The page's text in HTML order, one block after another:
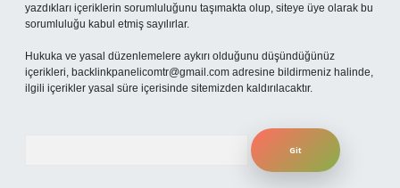
yazdıkları içeriklerin sorumluluğunu taşımakta olup, siteye üye olarak bu
sorumluluğu kabul etmiş sayılırlar.
Hukuka ve yasal düzenlemelere aykırı olduğunu düşündüğünüz
içerikleri, backlinkpanelicomtr@gmail.com adresine bildirmeniz halinde,
ilgili içerikler yasal süre içerisinde sitemizden kaldırılacaktır.